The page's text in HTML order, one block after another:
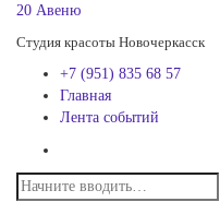
20 Авеню
Студия красоты Новочеркасск
+7 (951) 835 68 57
Главная
Лента событий